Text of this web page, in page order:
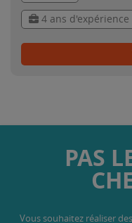
4 ans d'expérience
PAS
Vous souhaitez réaliser